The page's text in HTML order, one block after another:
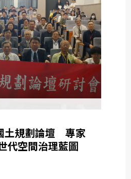
土規劃論壇 專家
代空間治理藍圖